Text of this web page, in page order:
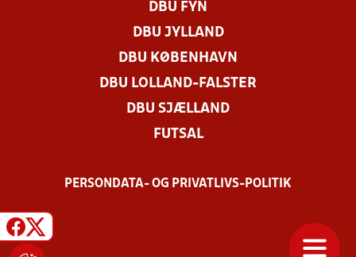
DBU FYN
DBU JYLLAND
DBU KØBENHAVN
DBU LOLLAND-FALSTER
DBU SJÆLLAND
FUTSAL
PERSONDATA- OG PRIVATLIVS-POLITIK